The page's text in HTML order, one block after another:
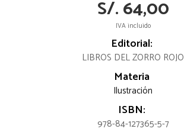
S/. 64,00
IVA incluido
Editorial:
LIBROS DEL ZORRO ROJO
Materia
Ilustración
ISBN:
978-84-127365-5-7